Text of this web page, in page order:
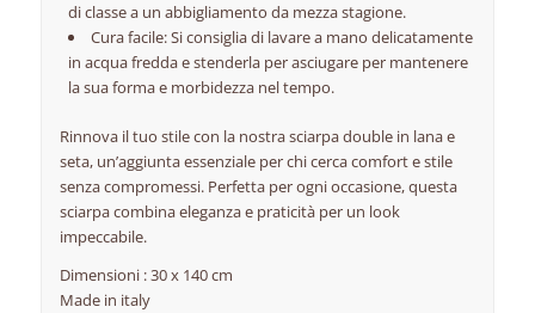
di classe a un abbigliamento da mezza stagione.
Cura facile: Si consiglia di lavare a mano delicatamente
in acqua fredda e stenderla per asciugare per mantenere
la sua forma e morbidezza nel tempo.
Rinnova il tuo stile con la nostra sciarpa double in lana e
seta, un’aggiunta essenziale per chi cerca comfort e stile
senza compromessi. Perfetta per ogni occasione, questa
sciarpa combina eleganza e praticità per un look
impeccabile.
Dimensioni : 30 x 140 cm
Made in italy